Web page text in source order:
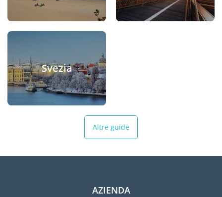
Svezia
Altre guide
AZIENDA